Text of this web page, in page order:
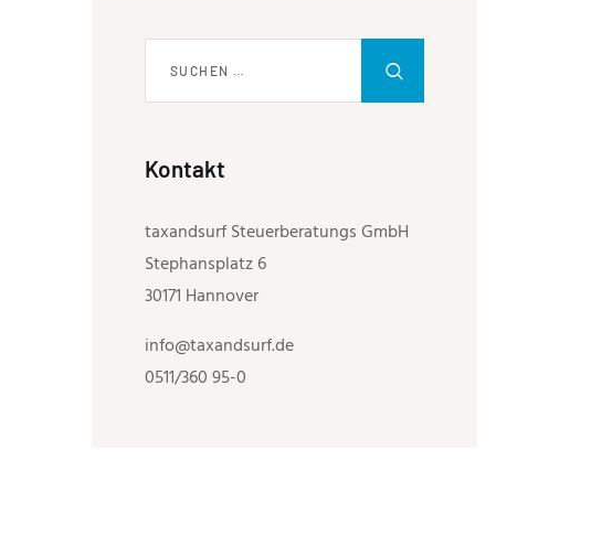
Kontakt
taxandsurf Steuerberatungs GmbH
Stephansplatz 6
30171 Hannover
info@taxandsurf.de
0511/360 95-0